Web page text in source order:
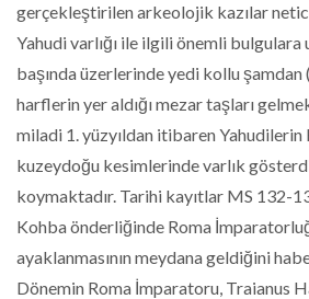
gerçekleştirilen arkeolojik kazılar
Yahudi varlığı ile ilgili önemli bulgulara
başında üzerlerinde yedi kollu
harflerin yer aldığı mezar taşları
miladi 1. yüzyıldan itibaren Yahudilerin
kuzeydoğu kesimlerinde varlık
koymaktadır. Tarihi kayıtlar MS 132-
Kohba önderliğinde Roma
ayaklanmasının meydana geldiğini
Dönemin Roma İmparatoru, Traianus